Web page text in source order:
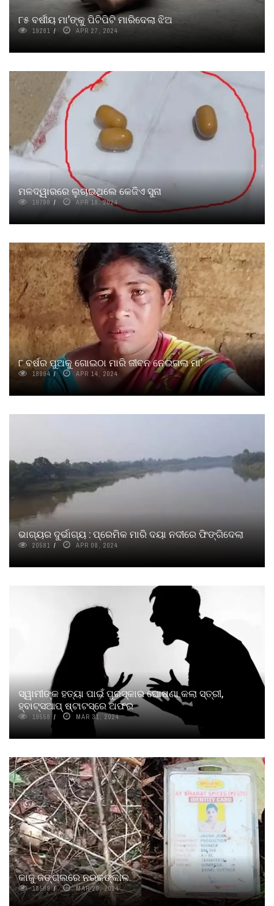
୮୫ ବର୍ଷୀୟ ମା’ଙ୍କୁ ପିଟିପିଟି ମାରିଦେଲା ଝିଅ
19281 APR 27, 2024
ମଳଦ୍ୱାରରେ ଲୁଚାଇଥିଲେ କେଜିଏ ସୁନା
19798 APR 18, 2024
୮ ବର୍ଷର ପୁଅକୁ ଗୋଇଠା ମାରି ଜୀବନ ନେଇଗଲା ମା’
18994 APR 14, 2024
ଭାଗ୍ୟର ଦୁର୍ଭାଗ୍ୟ : ପ୍ରେମିକ ମାରି ଦୟା ନଦୀରେ ଫିଙ୍ଗିଦେଲା
20581 APR 08, 2024
ସ୍ୱାମୀଙ୍କ ହତ୍ୟା ପାଇଁ ପୁରସ୍କାର ଘୋଷଣା କଲା ସ୍ତ୍ରୀ,
ହ୍ବାଟ୍ସଆପ୍‌ ଷ୍ଟାଟସ୍‌ରେ ଅଫର
19558 MAR 31, 2024
କାଜୁ ଜଙ୍ଗଲରେ ନରକଙ୍କାଳ
18589 MAR 20, 2024